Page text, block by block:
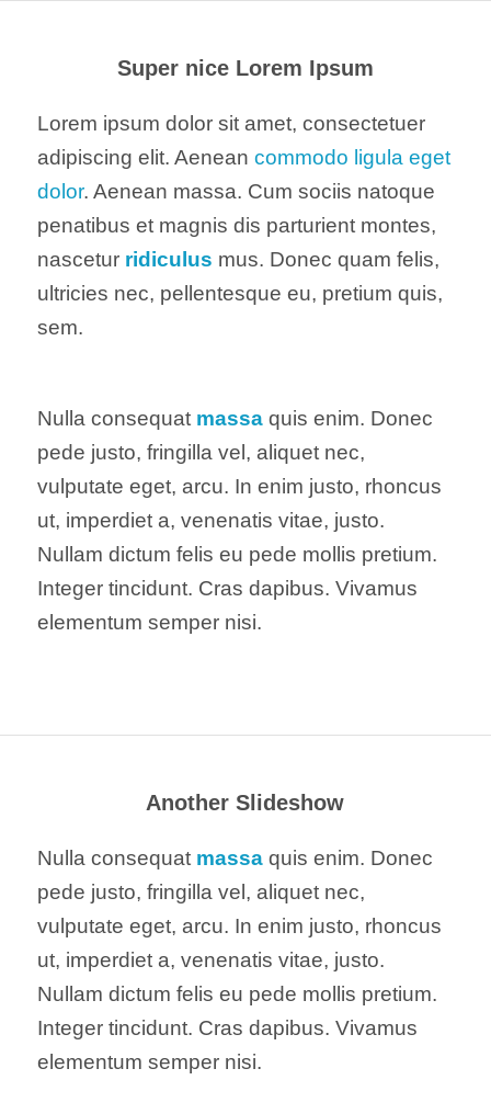
Super nice Lorem Ipsum
Lorem ipsum dolor sit amet, consectetuer
adipiscing elit. Aenean commodo ligula eget
dolor. Aenean massa. Cum sociis natoque
penatibus et magnis dis parturient montes,
nascetur ridiculus mus. Donec quam felis,
ultricies nec, pellentesque eu, pretium quis,
sem.
Nulla consequat massaquis enim. Donec
pede justo, fringilla vel, aliquet nec,
vulputate eget, arcu. In enim justo, rhoncus
ut, imperdiet a, venenatis vitae, justo.
Nullam dictum felis eu pede mollis pretium.
Integer tincidunt. Cras dapibus. Vivamus
elementum semper nisi.
Another Slideshow
Nulla consequat massaquis enim. Donec
pede justo, fringilla vel, aliquet nec,
vulputate eget, arcu. In enim justo, rhoncus
ut, imperdiet a, venenatis vitae, justo.
Nullam dictum felis eu pede mollis pretium.
Integer tincidunt. Cras dapibus. Vivamus
elementum semper nisi.